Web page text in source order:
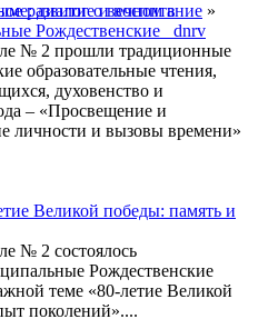
развитие и воспитание »
Рождественские _dnrv
диалог о вечном в
№ 2 прошли традиционные
образовательные чтения,
духовенство и
– «Просвещение и
личности и вызовы времени»
Великой победы: память и
№ 2 состоялось
Рождественские
теме «80-летие Великой
поколений»....